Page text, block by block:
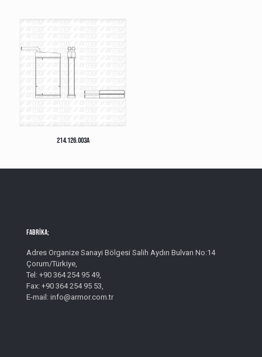
214.126.003A
Fabrika;
Adres Organize Sanayi Bölgesi Salih Aydın Bulvarı No:14
Çorum/Türkiye,
Tel: +90 364 254 95 49,
Fax: +90 364 254 95 53,
E-mail: info@armor.com.tr